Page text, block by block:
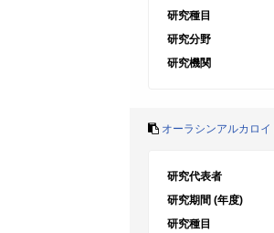
研究種目
研究分野
研究機関
オーラシンアルカロ
研究代表者
研究期間 (年度)
研究種目